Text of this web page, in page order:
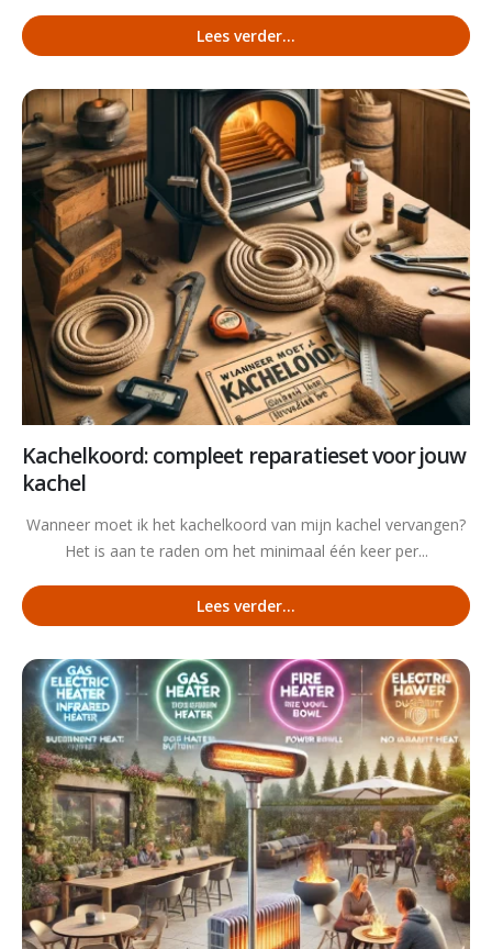
Lees verder...
Kachelkoord: compleet reparatieset voor jouw
kachel
Wanneer moet ik het kachelkoord van mijn kachel vervangen?
Het is aan te raden om het minimaal één keer per...
Lees verder...